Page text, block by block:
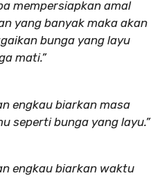
mempersiapkan amal
yang banyak maka akan
bunga yang layu
mati.”
engkau biarkan masa
seperti bunga yang layu.”
engkau biarkan waktu